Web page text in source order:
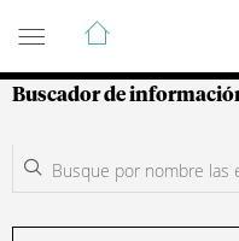
Guía de
Buscador de